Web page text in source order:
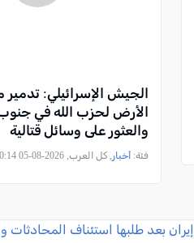
الجيش الإسرائيلي:
الأرض لحزب الله في جنوب
والعثور على وسائل قتالية
فئة: أخبار , كل العرب, 2026-08-05 08:50:14